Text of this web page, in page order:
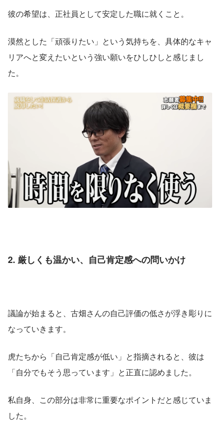
彼の希望は、正社員として安定した職に就くこと。
漠然とした「頑張りたい」という気持ちを、具体的なキャ
リアへと変えたいという強い願いをひしひしと感じまし
た。
2. 厳しくも温かい、自己肯定感への問いかけ
議論が始まると、古畑さんの自己評価の低さが浮き彫りに
なっていきます。
虎たちから「自己肯定感が低い」と指摘されると、彼は
「自分でもそう思っています」と正直に認めました。
私自身、この部分は非常に重要なポイントだと感じていま
した。